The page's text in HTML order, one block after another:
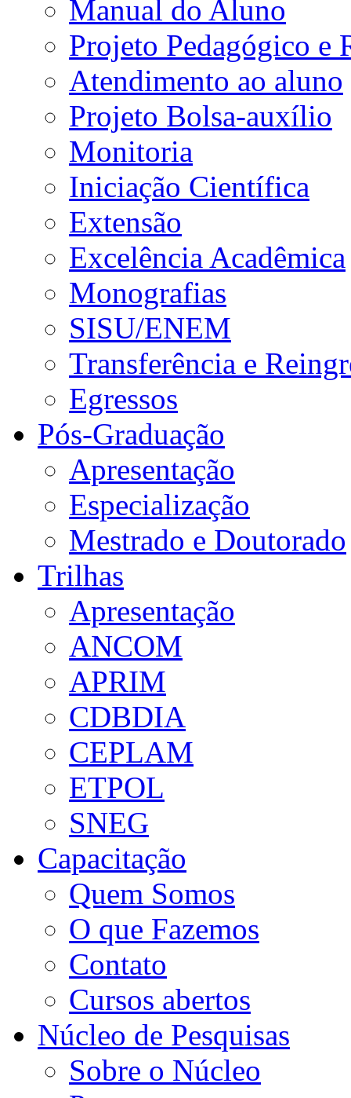
Manual do Aluno
Projeto Pedagógico e
Atendimento ao aluno
Projeto Bolsa-auxílio
Monitoria
Iniciação Científica
Extensão
Excelência Acadêmica
Monografias
SISU/ENEM
Transferência e
Egressos
Pós-Graduação
Apresentação
Especialização
Mestrado e Doutorado
Trilhas
Apresentação
ANCOM
APRIM
CDBDIA
CEPLAM
ETPOL
SNEG
Capacitação
Quem Somos
O que Fazemos
Contato
Cursos abertos
Núcleo de Pesquisas
Sobre o Núcleo